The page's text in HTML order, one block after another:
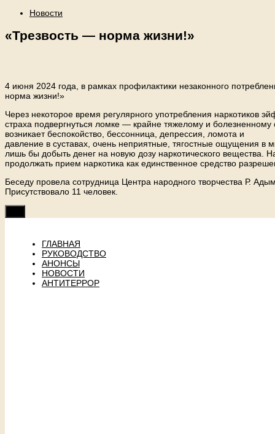
Новости
«Трезвость — норма жизни!»
4 июня 2024 года, в рамках профилактики незаконного
норма жизни!»
Через некоторое время регулярного употребления наркотиков
страха подвергнуться ломке — крайне тяжелому и
возникает беспокойство, бессонница, депрессия, ломота и
давление в суставах, очень неприятные, тягостные ощущения в
лишь бы добыть денег на новую дозу наркотического вещества.
продолжать прием наркотика как единственное средство
Беседу провела сотрудница Центра народного творчества Р.
Присутствовало 11 человек.
ГЛАВНАЯ
РУКОВОДСТВО
АНОНСЫ
НОВОСТИ
АНТИТЕРРОР